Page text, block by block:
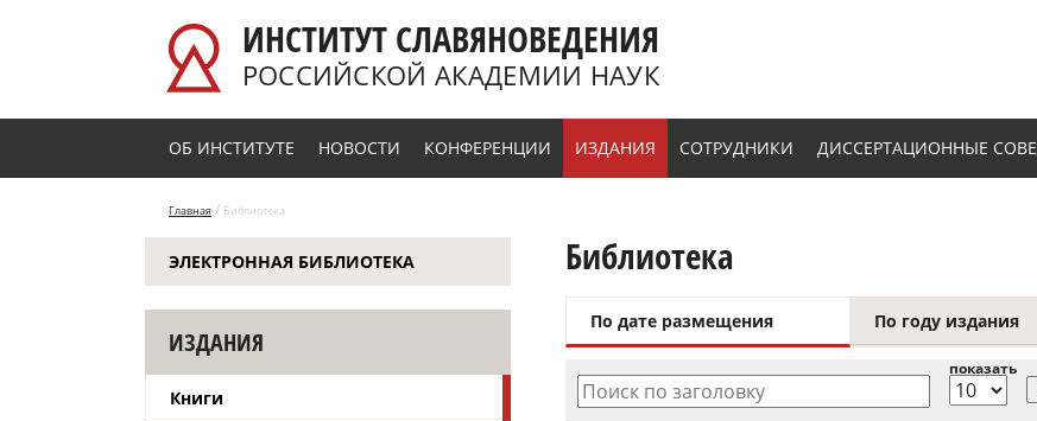
ИНСТИТУТ СЛАВЯНОВЕДЕНИЯ
РОССИЙСКОЙ АКАДЕМИИ НАУК
ОБ ИНСТИТУТЕ НОВОСТИ КОНФЕРЕНЦИИ ИЗДАНИЯ СОТРУДНИКИ ДИССЕРТАЦИОННЫЕ
Главная / Библиотека
ЭЛЕКТРОННАЯ БИБЛИОТЕКА
ИЗДАНИЯ
Книги
Библиотека
По дате размещения По году издания
Поиск по заголовку
показать